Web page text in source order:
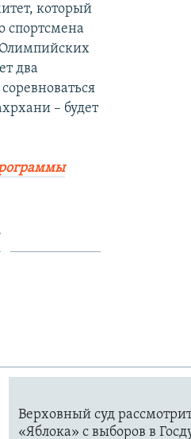
который
спортсмена
Олимпийских
два
– будет